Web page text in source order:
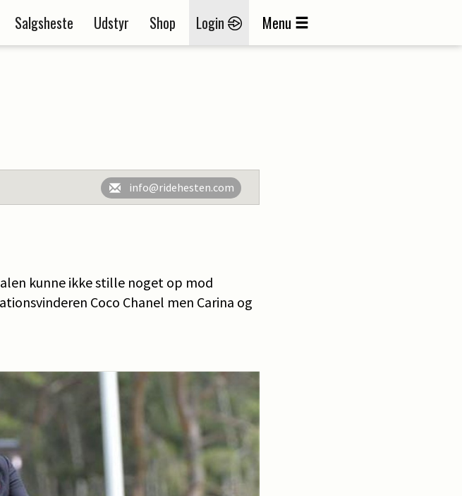
Salgsheste Udstyr Shop Login Menu
info@ridehesten.com
kunne ikke stille noget op mod
Coco Chanel men Carina og